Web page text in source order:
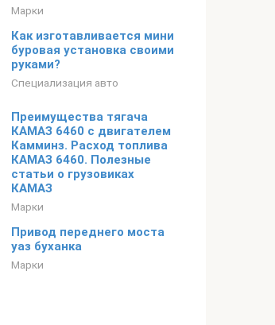
Марки
Как изготавливается мини
буровая установка своими
руками?
Специализация авто
Преимущества тягача
КАМАЗ 6460 с двигателем
Камминз. Расход топлива
КАМАЗ 6460. Полезные
статьи о грузовиках
КАМАЗ
Марки
Привод переднего моста
уаз буханка
Марки